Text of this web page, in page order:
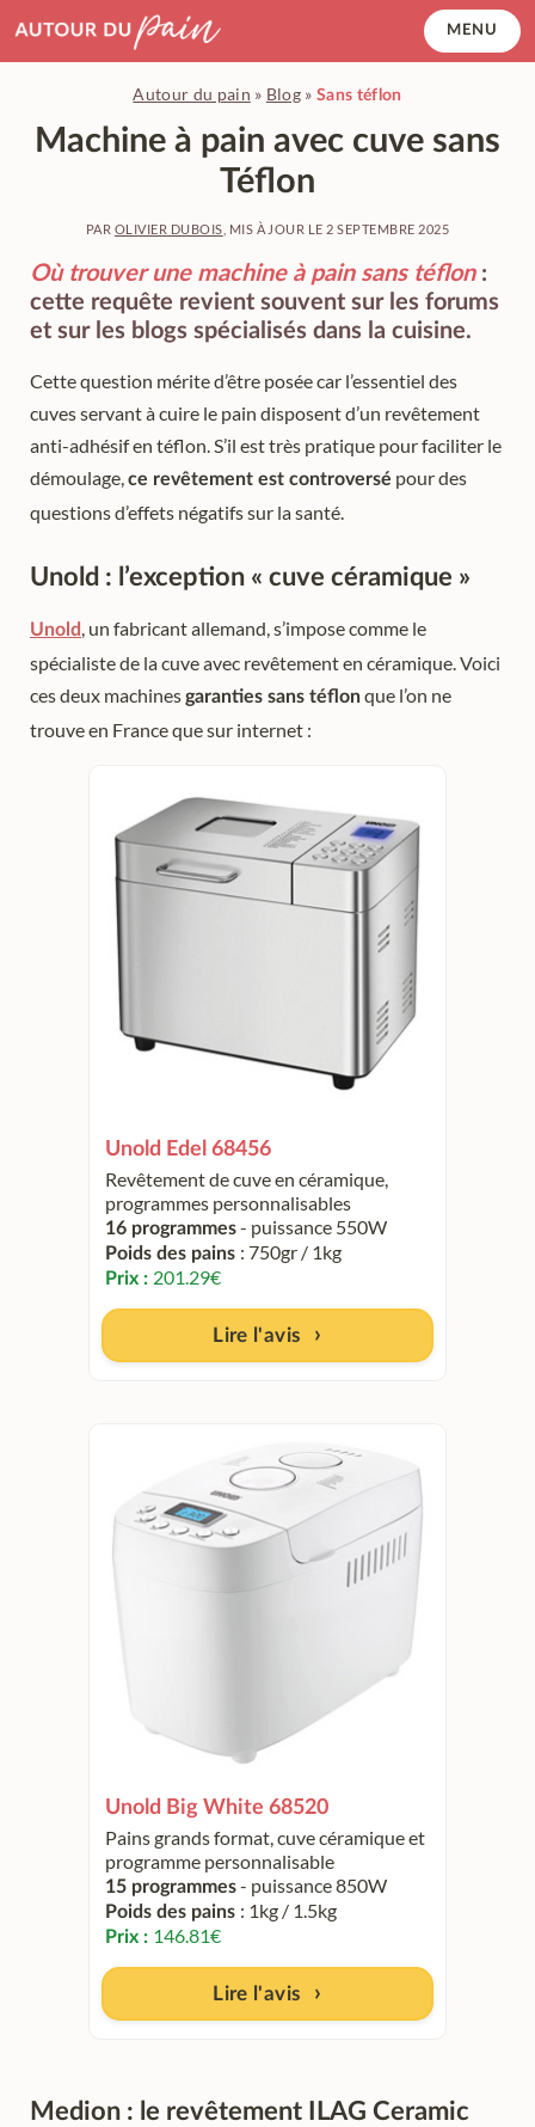
MENU
Autour du pain » Blog »Sans téflon
Machine à pain avec cuve sans
Téflon
PAR OLIVIER DUBOIS , MIS À JOUR LE 2 SEPTEMBRE 2025
Où trouver une machine à pain sans téflon:
cette requête revient souvent sur les forums
et sur les blogs spécialisés dans la cuisine.
Cette question mérite d’être posée car l’essentiel des
cuves servant à cuire le pain disposent d’un revêtement
anti-adhésif en téflon. S’il est très pratique pour faciliter le
démoulage, ce revêtement est controversé pour des
questions d’effets négatifs sur la santé.
Unold : l’exception « cuve céramique »
Unold , un fabricant allemand, s’impose comme le
spécialiste de la cuve avec revêtement en céramique. Voici
ces deux machinesgaranties sans téflonque l’on ne
trouve en France que sur internet :
Unold Edel 68456
Revêtement de cuve en céramique,
programmes personnalisables
16 programmes- puissance 550W
Poids des pains : 750gr / 1kg
Prix : 201.29€
Lire l'avis
Unold Big White 68520
Pains grands format, cuve céramique et
programme personnalisable
15 programmes- puissance 850W
Poids des pains : 1kg / 1.5kg
Prix : 146.81€
Lire l'avis
Medion : le revêtement ILAG Ceramic